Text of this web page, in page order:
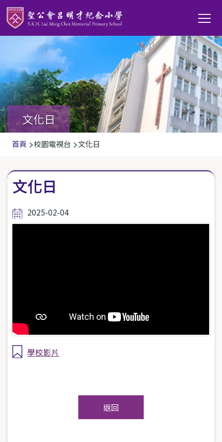
移至主內容
Main
文化日
導
連
結
首頁 校園電視台 文化日
文化日
2025-02-04
學校影片
返回